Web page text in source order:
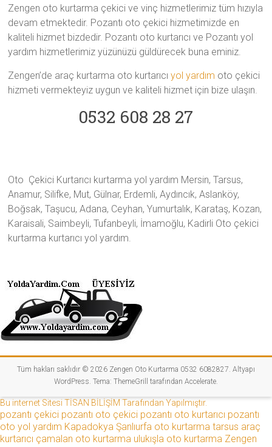
Zengen oto kurtarma çekici ve vinç hizmetlerimiz tüm hızıyla
devam etmektedir. Pozantı oto çekici hizmetimizde en
kaliteli hizmet bizdedir. Pozantı oto kurtarıcı ve Pozantı yol
yardım hizmetlerimiz yüzünüzü güldürecek buna eminiz.
Zengen’de araç kurtarma oto kurtarıcıyol yardım oto çekici
hizmeti vermekteyiz uygun ve kaliteli hizmet için bize ulaşın.
0532 608 28 27
Oto Çekici Kurtarıcı kurtarma yol yardım Mersin, Tarsus,
Anamur, Silifke, Mut, Gülnar, Erdemli, Aydıncık, Aslanköy,
Boğsak, Taşucu, Adana, Ceyhan, Yumurtalık, Karataş, Kozan,
Karaisali, Saimbeyli, Tufanbeyli, İmamoğlu, Kadirli Oto çekici
kurtarma kurtarıcı yol yardım.
Tüm hakları saklıdır © 2026 Zengen Oto Kurtarma 0532 6082827. Altyapı
WordPress. Tema: ThemeGrill tarafından Accelerate.
Bu internet Sitesi TİSAN BİLİŞİM Tarafından Yapılmıştır.
pozantı çekici pozantı oto çekici pozantı oto kurtarıcı pozantı
oto yol yardım Kapadokya Şanlıurfa oto kurtarma tarsus araç
kurtarıcı çamalan oto kurtarma ulukışla oto kurtarma Zengen